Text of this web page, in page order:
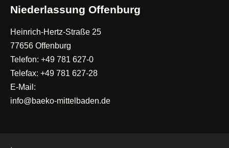
Niederlassung Offenburg
Heinrich-Hertz-Straße 25
77656 Offenburg
Telefon: +49 781 627-0
Telefax: +49 781 627-28
E-Mail:
info@baeko-mittelbaden.de